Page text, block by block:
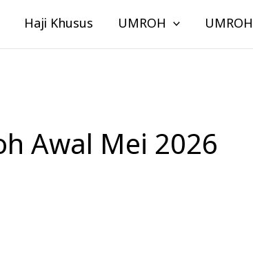
Haji Khusus UMROH
Awal Mei 2026